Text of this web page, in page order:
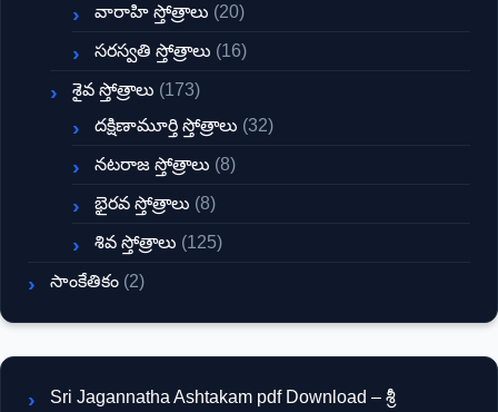
వారాహి స్తోత్రాలు (20)
సరస్వతి స్తోత్రాలు (16)
శైవ స్తోత్రాలు (173)
దక్షిణామూర్తి స్తోత్రాలు (32)
నటరాజ స్తోత్రాలు (8)
భైరవ స్తోత్రాలు (8)
శివ స్తోత్రాలు (125)
సాంకేతికం (2)
Sri Jagannatha Ashtakam pdf Download – శ్రీ